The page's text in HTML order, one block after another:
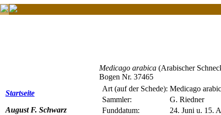
Startseite
August F. Schwarz
Medicago arabica (Arabischer
Bogen Nr. 37465
Art (auf der Schede): Medicago
Sammler:
G. Riedner
Funddatum:
24. Juni u. 15.